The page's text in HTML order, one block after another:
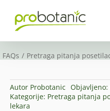
content
FAQs Pretraga pitanja
Autor Probotanic Objavljeno:
Kategorije: Pretraga pitanja
lekara